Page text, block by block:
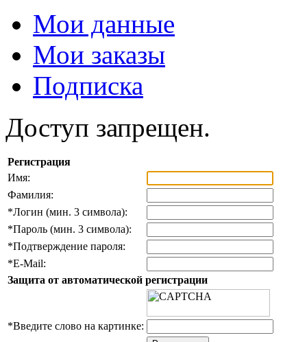
Мои данные
Мои заказы
Подписка
Доступ запрещен.
Регистрация
Имя:
Фамилия:
*Логин (мин. 3 символа):
*Пароль (мин. 3 символа):
*Подтверждение пароля:
*E-Mail:
Защита от автоматической регистрации
*Введите слово на картинке: